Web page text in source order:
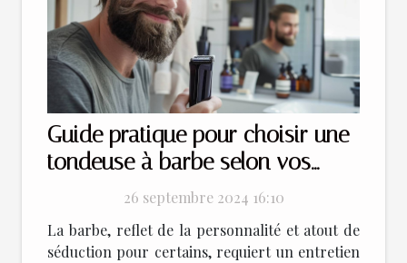
Guide pratique pour choisir une
tondeuse à barbe selon vos
26 septembre 2024 16:10
La barbe, reflet de la personnalité et atout de
séduction pour certains, requiert un entretien